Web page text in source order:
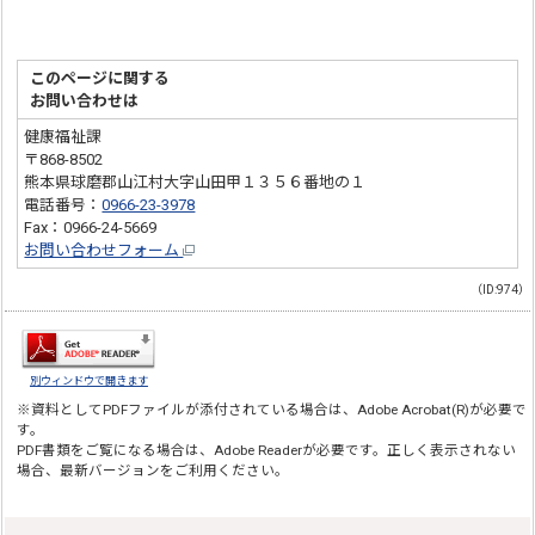
このページに関する
お問い合わせは
健康福祉課
〒868-8502
熊本県球磨郡山江村大字山田甲１３５６番地の１
電話番号：0966-23-3978
Fax：0966-24-5669
お問い合わせフォーム
（ID:974）
別ウィンドウで開きます
※資料としてPDFファイルが添付されている場合は、 Adobe Acrobat(R)が必要で
す。
PDF書類をご覧になる場合は、 Adobe Readerが必要です。正しく表示されない
場合、最新バージョンをご利用ください。